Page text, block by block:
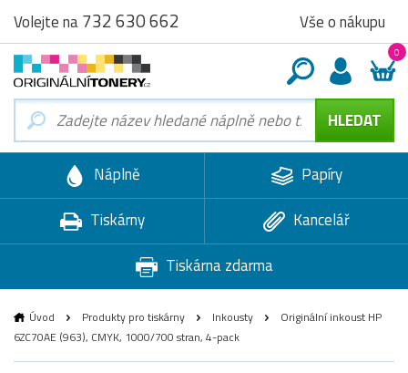
Volejte na732 630 662 Vše o nákupu
0
Náplně
Papíry
Tiskárny
Kancelář
Tiskárna zdarma
Úvod Produkty pro tiskárny Inkousty
Originální inkoust HP
6ZC70AE (963), CMYK, 1000/700 stran, 4-pack